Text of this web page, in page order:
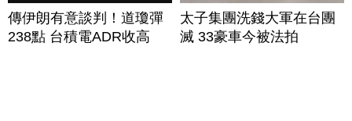
傳伊朗有意談判！道瓊彈
238點 台積電ADR收高
太子集團洗錢大軍在台團
滅 33豪車今被法拍